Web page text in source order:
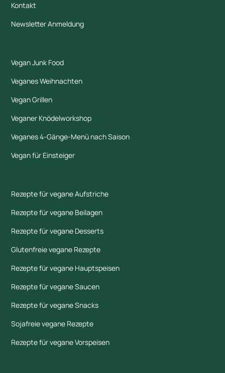
Kontakt
Newsletter Anmeldung
Vegan Junk Food
Veganes Weihnachten
Vegan Grillen
Veganer Knödelworkshop
Veganes 4-Gänge-Menü nach Saison
Vegan für Einsteiger
Rezepte für vegane Aufstriche
Rezepte für vegane Beilagen
Rezepte für vegane Desserts
Glutenfreie vegane Rezepte
Rezepte für vegane Hauptspeisen
Rezepte für vegane Saucen
Rezepte für vegane Snacks
Sojafreie vegane Rezepte
Rezepte für vegane Vorspeisen